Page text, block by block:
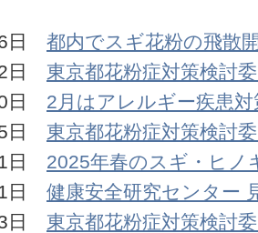
日 都内でスギ花粉の飛散
日 東京都花粉症対策検討
日 2月はアレルギー疾患
日 東京都花粉症対策検討
日 2025年春のスギ・ヒノ
日 健康安全研究センター
日 東京都花粉症対策検討